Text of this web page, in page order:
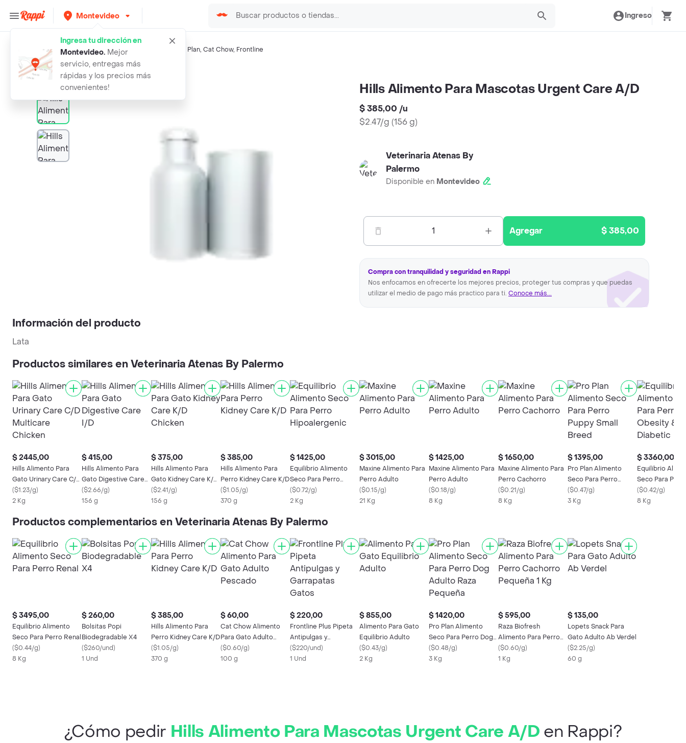
Montevideo
Ingresa tu dirección en
Montevideo. Mejor
servicio, entregas más
rápidas y los precios más
convenientes!
Ingreso
Búsquedas relacionadas:Alimento para perros Pro Plan, Cat Chow, Frontline
Rappi hills alimento para mascotas urgent
Hills Alimento Para Mascotas Urgent Care A/D
$ 385,00 /u
$2.47/g (156 g)
Veterinaria Atenas By
Palermo
Disponible en Montevideo
1 Agregar $ 385,00
Compra con tranquilidad y seguridad en Rappi
Nos enfocamos en ofrecerte los mejores precios, proteger tus compras y que puedas
utilizar el medio de pago más practico para ti. Conoce más...
Información del producto
Lata
Productos similares en Veterinaria Atenas By Palermo
$ 2445,00
Hills Alimento Para
Gato Urinary Care C/D
Multicare Chicken
($1.23/g)
2 Kg
$ 415,00
Hills Alimento Para
Gato Digestive Care
I/D
($2.66/g)
156 g
$ 375,00
Hills Alimento Para
Gato Kidney Care K/D
Chicken
($2.41/g)
156 g
$ 385,00
Hills Alimento Para
Perro Kidney Care K/D
($1.05/g)
370 g
$ 1425,00
Equilibrio Alimento
Seco Para Perro
Hipoalergenic
($0.72/g)
2 Kg
$ 3015,00
Maxine Alimento Para
Perro Adulto
($0.15/g)
21 Kg
$ 1425,00
Maxine Alimento Para
Perro Adulto
($0.18/g)
8 Kg
$ 1650,00
Maxine Alimento Para
Perro Cachorro
($0.21/g)
8 Kg
$ 1395,00
Pro Plan Alimento
Seco Para Perro
Puppy Small Breed
($0.47/g)
3 Kg
$ 3360,00
Equilibrio
Seco Para
Obesity &
($0.42/g)
8 Kg
Productos complementarios en Veterinaria Atenas By Palermo
$ 3495,00
Equilibrio Alimento
Seco Para Perro Renal
($0.44/g)
8 Kg
$ 260,00
Bolsitas Popi
Biodegradable X4
($260/und)
1 Und
$ 385,00
Hills Alimento Para
Perro Kidney Care K/D
($1.05/g)
370 g
$ 60,00
Cat Chow Alimento
Para Gato Adulto
Pescado
($0.60/g)
100 g
$ 220,00
Frontline Plus Pipeta
Antipulgas y
Garrapatas Gatos
($220/und)
1 Und
$ 855,00
Alimento Para Gato
Equilibrio Adulto
($0.43/g)
2 Kg
$ 1420,00
Pro Plan Alimento
Seco Para Perro Dog
Adulto Raza Pequeña
($0.48/g)
3 Kg
$ 595,00
Raza Biofresh
Alimento Para Perro
Cachorro Pequeña 1
Kg
($0.60/g)
1 Kg
$ 135,00
Lopets Snack Para
Gato Adulto Ab Verdel
($2.25/g)
60 g
¿Cómo pedir Hills Alimento Para Mascotas Urgent Care A/D en Rappi?